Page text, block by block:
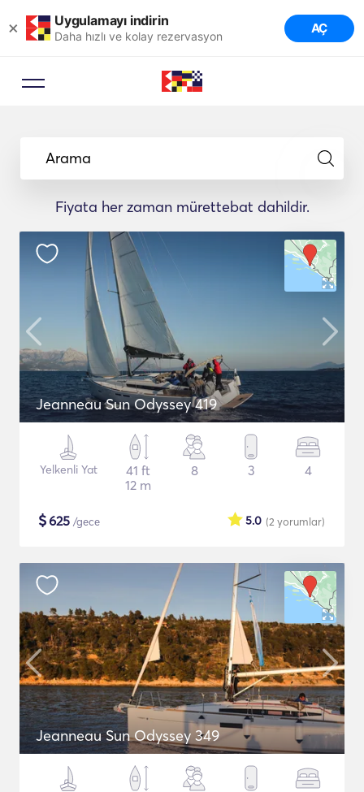
× Uygulamayı indirin
Daha hızlı ve kolay rezervasyon AÇ
Arama
Fiyata her zaman mürettebat dahildir.
Jeanneau Sun Odyssey 419
Yelkenli Yat
41 ft
12 m
8 3 4
$625 /gece (2 yorumlar)
5.0
Jeanneau Sun Odyssey 349